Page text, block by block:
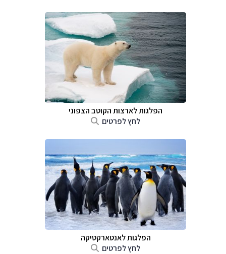
הפלגות לארצות הקוטב הצפוני
לחץ לפרטים
הפלגות לאנטארקטיקה
לחץ לפרטים